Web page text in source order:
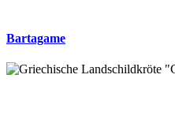
Bartagame